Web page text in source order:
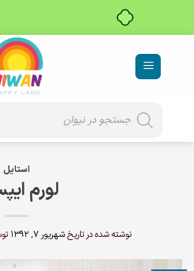
content
search
استایل
لورم
نوشته شده در تاریخشهریور 7, 1392